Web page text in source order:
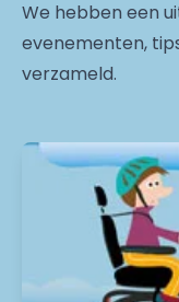
We hebben een
evenementen,
verzameld.